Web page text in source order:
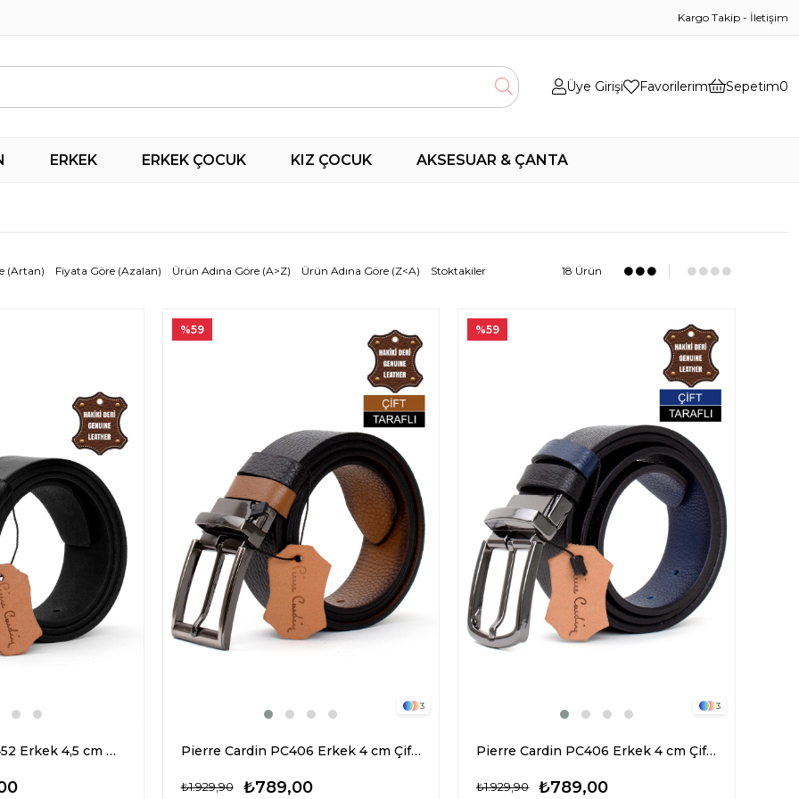
Kargo Takip - İletişim
Üye Girişi Favorilerim Sepetim0
ERKEK ERKEK ÇOCUK KIZ ÇOCUK AKSESUAR & ÇANTA
(Artan) Fiyata Göre (Azalan) Ürün Adına Göre (A>Z) Ürün Adına Göre (Z<A) Stoktakiler 18 Ürün
Pierre Cardin PC452 Erkek 4,5 cm Hakiki Deri Kemer Siyah
3
Pierre Cardin PC406 Erkek 4 cm Çift Taraflı Kemer Taba
₺789,00
₺1.929,90
%59
3
Pierre Cardin PC406 Erkek 4 cm Çift Taraflı Kemer Lacivert
₺789,00
₺1.929,90
%59